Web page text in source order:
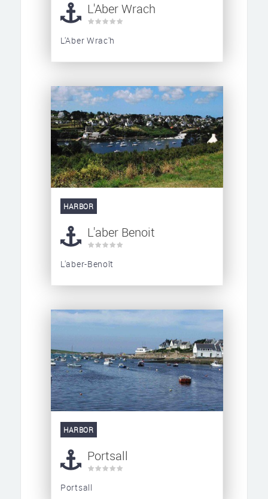
L'Aber Wrach
L'Aber Wrac'h
HARBOR
L'aber Benoit
L'aber-Benoît
HARBOR
Portsall
Portsall